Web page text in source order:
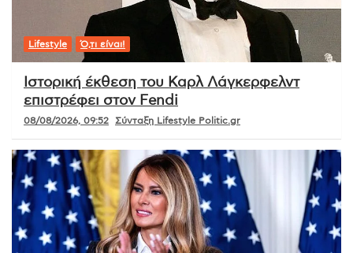
Lifestyle Ό,τι είναι!
Ιστορική έκθεση του Καρλ Λάγκερφελντ
επιστρέφει στον Fendi
08/08/2026, 09:52 Σύνταξη Lifestyle Politic.gr